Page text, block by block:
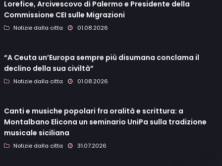
Lorefice, Arcivescovo di Palermo e Presidente della
Commissione CEI sulle Migrazioni
Notizie dalla citta 01.08.2026
“A Ceuta un’Europa sempre più disumana conclama il
declino della sua civiltà”
Notizie dalla citta 01.08.2026
Canti e musiche popolari fra oralità e scrittura: a
Montalbano Elicona un seminario UniPa sulla tradizione
musicale siciliana
Notizie dalla citta 31.07.2026